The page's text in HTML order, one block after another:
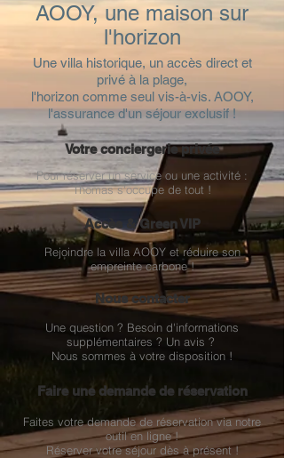
AOOY, une maison sur
l'horizon
Une villa historique, un accès direct et
privé à la plage,
l'horizon comme seul vis-à-vis. AOOY,
l'assurance d'un séjour exclusif !
Votre conciergerie privée
Pour réserver un service ou une activité :
Thomas s'occupe de tout !
Accès & Green VIP
Rejoindre la villa AOOY et réduire son
empreinte carbone !
Nous contacter
Une question ? Besoin d'informations
supplémentaires ? Un avis ?
Nous sommes à votre disposition !
Faire une demande de réservation
Faites votre demande de réservation via notre
outil en ligne !
Réserver votre séjour dès à présent !